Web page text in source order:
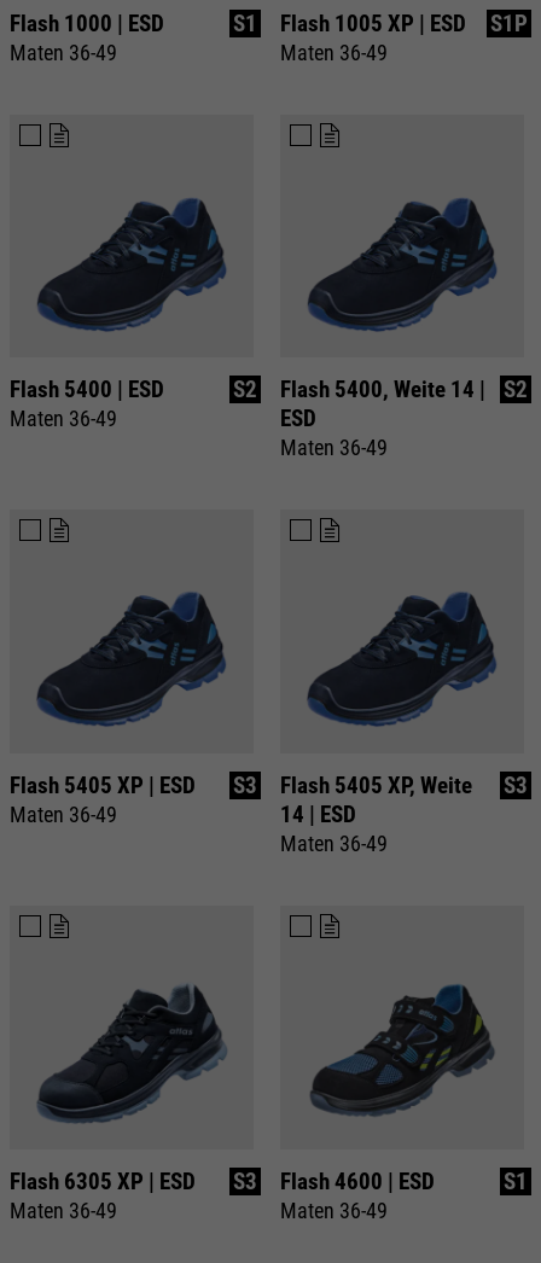
Flash 1000 | ESD
Maten 36-49
S1 Flash 1005 XP | ESD
Maten 36-49
S1P
Flash 5400 | ESD
Maten 36-49
S2
Flash 5400, Weite 14 |
ESD
Maten 36-49
S2
Flash 5405 XP | ESD
Maten 36-49
S3
Flash 5405 XP, Weite
14 | ESD
Maten 36-49
S3
Flash 6305 XP | ESD
Maten 36-49
S3 Flash 4600 | ESD
Maten 36-49
S1